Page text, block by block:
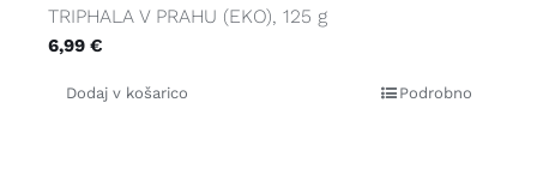
TRIPHALA V PRAHU (EKO), 125 g
6,99 €
Dodaj v košarico Podrobno